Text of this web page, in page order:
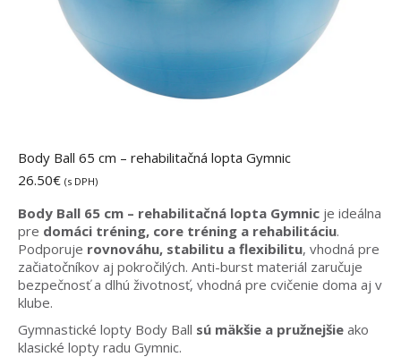
Body Ball 65 cm – rehabilitačná lopta Gymnic
26.50€ (s DPH)
Body Ball 65 cm – rehabilitačná lopta Gymnic je ideálna
pre domáci tréning, core tréning a rehabilitáciu.
Podporuje rovnováhu, stabilitu a flexibilitu, vhodná pre
začiatočníkov aj pokročilých. Anti-burst materiál zaručuje
bezpečnosť a dlhú životnosť, vhodná pre cvičenie doma aj v
klube.
Gymnastické lopty Body Ball sú mäkšie a pružnejšie ako
klasické lopty radu Gymnic.